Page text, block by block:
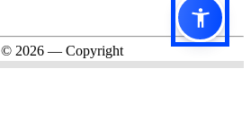
© 2026 — Copyright